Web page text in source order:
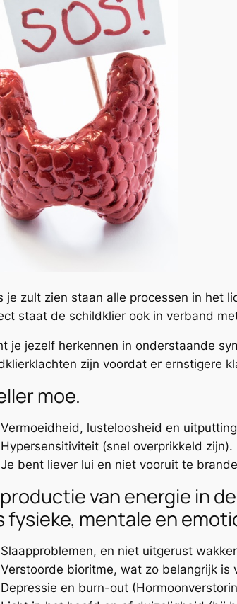
je zult zien staan alle processen in het
staat de schildklier ook in verband
je jezelf herkennen in onderstaande
zijn voordat er ernstigere
moe.
Vermoeidheid, lusteloosheid en
Hypersensitiviteit (snel overprikkeld zijn).
Je bent liever lui en niet vooruit te
van energie in
fysieke, mentale en
Slaapproblemen, en niet uitgerust
Verstoorde bioritme, wat zo belangrijk is
Depressie en burn-out